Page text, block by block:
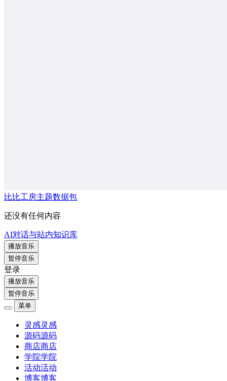
比比工房主题数据包
还没有任何内容
AI对话与站内知识库
播放音乐
暂停音乐
登录
播放音乐
暂停音乐
菜单
灵感灵感
源码源码
商店商店
学院学院
活动活动
博客博客